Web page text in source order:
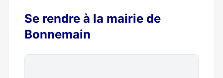
Se rendre à la mairie de
Bonnemain